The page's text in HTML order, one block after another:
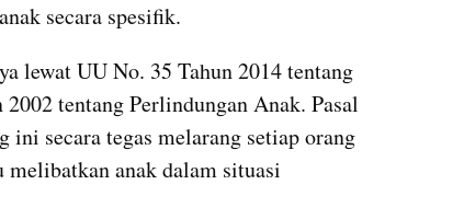
secara spesifik.
lewat UU No. 35 Tahun 2014 tentang
tentang Perlindungan Anak. Pasal
ini secara tegas melarang setiap orang
melibatkan anak dalam situasi